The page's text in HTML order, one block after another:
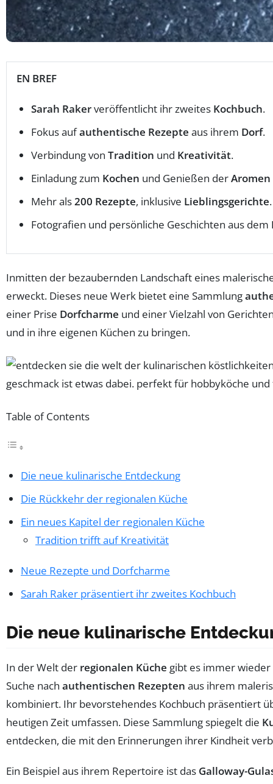
EN BREF
Sarah Rakerveröffentlicht ihr zweites Kochbuch.
Fokus aufauthentische Rezepte aus ihrem Dorf.
Verbindung von Tradition und Kreativität.
Einladung zum Kochen und Genießen derAromen
Mehr als200 Rezepte, inklusive Lieblingsgerichte.
Fotografien und persönliche Geschichten aus dem
Inmitten der bezaubernden Landschaft eines
erweckt. Dieses neue Werk bietet eine Sammlung
einer Prise Dorfcharme und einer Vielzahl von
und in ihre eigenen Küchen zu bringen.
Table of Contents
Die neue kulinarische Entdeckung
Die Rückkehr der regionalen Küche
Ein neues Kapitel der regionalen Küche
Tradition trifft auf Kreativität
Neue Rezepte und Dorfcharme
Sarah Raker präsentiert ihr zweites Kochbuch
Die neue kulinarische
In der Welt der regionalen Küche gibt es immer wieder
Suche nach authentischen Rezepten aus ihrem
kombiniert. Ihr bevorstehendes Kochbuch präsentiert
heutigen Zeit umfassen. Diese Sammlung spiegelt die
entdecken, die mit den Erinnerungen ihrer Kindheit
Ein Beispiel aus ihrem Repertoire ist das Galloway-